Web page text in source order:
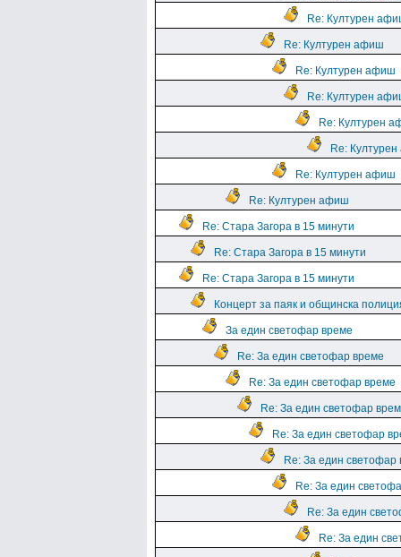
Re: Културен
Re: Културен афиш
Re: Културен афиш
Re: Културен
Re: Културен
Re:
Re: Културен афиш
Re: Културен афиш
Re: Стара Загора в 15 минути
Re: Стара Загора в 15 минути
Re: Стара Загора в 15 минути
Концерт за паяк и общинска
За един светофар време
Re: За един светофар време
Re: За един светофар време
Re: За един светофар
Re: За един светофар
Re: За един светофар
Re: За един
Re: За един
Re: За един